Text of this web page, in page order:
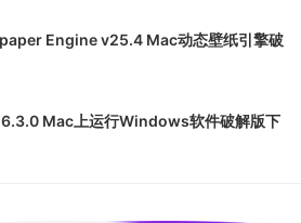
Engine v25.4 Mac动态壁纸引擎破
Mac上运行Windows软件破解版下